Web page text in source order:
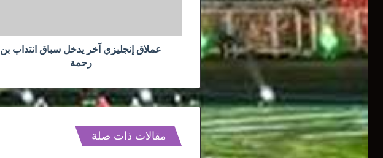
عملاق إنجليزي آخر يدخل سباق انتداب بن
رحمة
مقالات ذات صلة